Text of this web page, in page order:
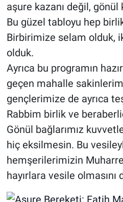
aşure kazanı değil, gönül
Bu güzel tabloyu hep
Birbirimize selam olduk,
olduk.
Ayrıca bu programın
geçen mahalle
gençlerimize de ayrıca
Rabbim birlik ve
Gönül bağlarımız
hiç eksilmesin. Bu
hemşerilerimizin
hayırlara vesile olmasını